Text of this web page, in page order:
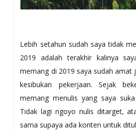
Lebih setahun sudah saya tidak
2019 adalah terakhir kalinya
memang di 2019 saya sudah amat
kesibukan pekerjaan. Sejak
memang menulis yang saya
Tidak lagi ngoyo nulis ditarget,
sama supaya ada konten untuk